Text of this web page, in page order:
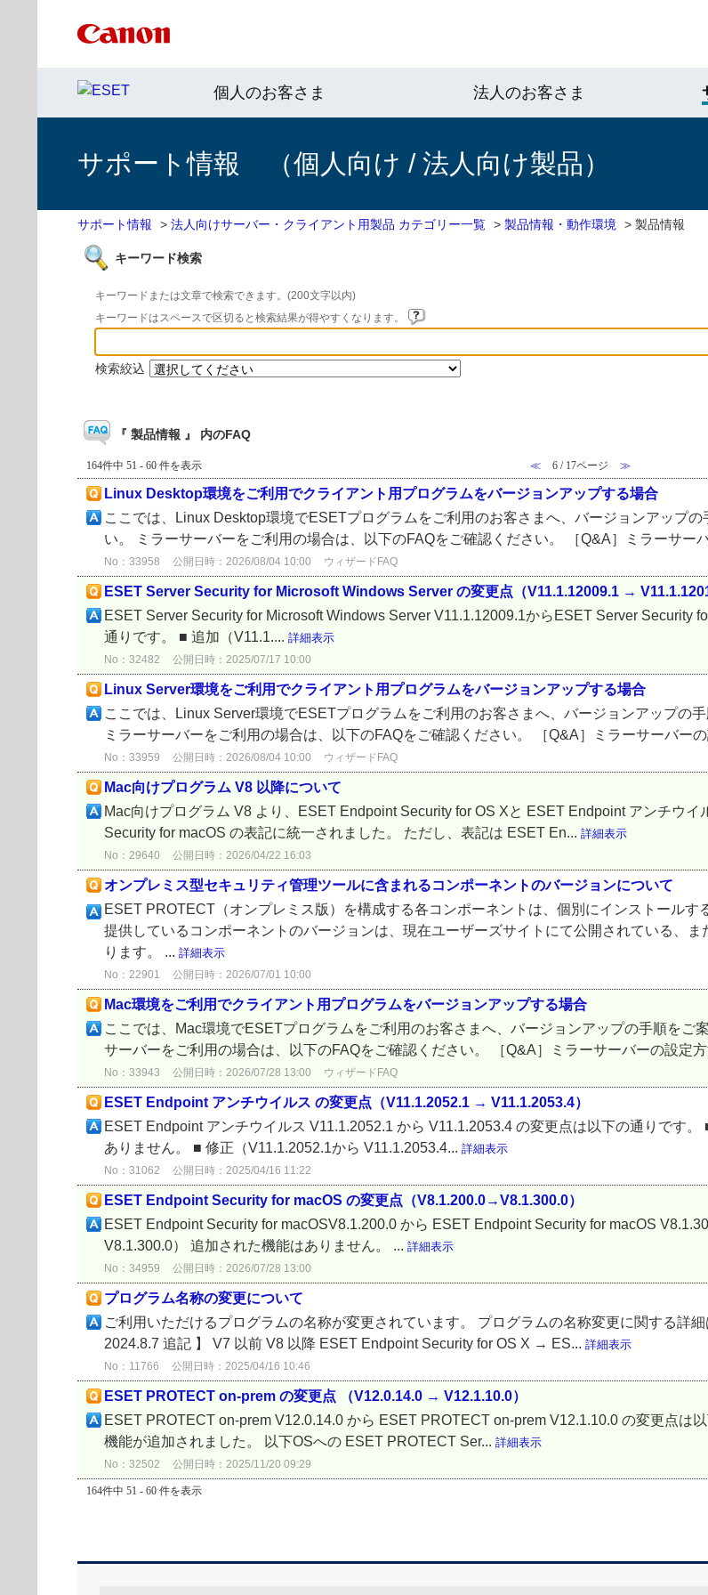
個人のお客さま 法人のお客さま
サポート情報 （個人向け / 法人向け製品）
サポート情報 > 法人向けサーバー・クライアント用製品 カテゴリー一覧 > 製品情報・動作環境 > 製品情報
キーワード検索
キーワードまたは文章で検索できます。(200文字以内)
キーワードはスペースで区切ると検索結果が得やすくなります。
検索絞込
『 製品情報 』 内のFAQ
164件中 51 - 60 件を表示 ≪ 6 / 17ページ ≫
Linux Desktop環境をご利用でクライアント用プログラムをバージョンアップする場合
ここでは、Linux Desktop環境でESETプログラムをご利用のお客さまへ、バージョンアップ
い。 ミラーサーバーをご利用の場合は、以下のFAQをご確認ください。 ［Q&A］ミラーサー
No：33958 公開日時：2026/08/04 10:00 ウィザードFAQ
ESET Server Security for Microsoft Windows Server の変更点（V11.1.12009.1 →
ESET Server Security for Microsoft Windows Server V11.1.12009.1からESET Server Security
通りです。 ■ 追加（V11.1.... 詳細表示
No：32482 公開日時：2025/07/17 10:00
Linux Server環境をご利用でクライアント用プログラムをバージョンアップする場合
ここでは、Linux Server環境でESETプログラムをご利用のお客さまへ、バージョンアップの
ミラーサーバーをご利用の場合は、以下のFAQをご確認ください。 ［Q&A］ミラーサーバー
No：33959 公開日時：2026/08/04 10:00 ウィザードFAQ
Mac向けプログラム V8 以降について
Mac向けプログラム V8 より、ESET Endpoint Security for OS Xと ESET Endpoint アンチウ
Security for macOS の表記に統一されました。 ただし、表記は ESET En... 詳細表示
No：29640 公開日時：2026/04/22 16:03
オンプレミス型セキュリティ管理ツールに含まれるコンポーネントのバージョンについて
ESET PROTECT（オンプレミス版）を構成する各コンポーネントは、個別にインストール
提供しているコンポーネントのバージョンは、現在ユーザーズサイトにて公開されている、
ります。 ... 詳細表示
No：22901 公開日時：2026/07/01 10:00
Mac環境をご利用でクライアント用プログラムをバージョンアップする場合
ここでは、Mac環境でESETプログラムをご利用のお客さまへ、バージョンアップの手順をご
サーバーをご利用の場合は、以下のFAQをご確認ください。 ［Q&A］ミラーサーバーの設定
No：33943 公開日時：2026/07/28 13:00 ウィザードFAQ
ESET Endpoint アンチウイルス の変更点（V11.1.2052.1 → V11.1.2053.4）
ESET Endpoint アンチウイルス V11.1.2052.1 から V11.1.2053.4 の変更点は以下の通りです
ありません。 ■ 修正（V11.1.2052.1から V11.1.2053.4... 詳細表示
No：31062 公開日時：2025/04/16 11:22
ESET Endpoint Security for macOS の変更点（V8.1.200.0→V8.1.300.0）
ESET Endpoint Security for macOSV8.1.200.0 から ESET Endpoint Security for macOS
V8.1.300.0） 追加された機能はありません。 ... 詳細表示
No：34959 公開日時：2026/07/28 13:00
プログラム名称の変更について
ご利用いただけるプログラムの名称が変更されています。 プログラムの名称変更に関する詳
2024.8.7 追記 】 V7 以前 V8 以降 ESET Endpoint Security for OS X → ES... 詳細表示
No：11766 公開日時：2025/04/16 10:46
ESET PROTECT on-prem の変更点 （V12.0.14.0 → V12.1.10.0）
ESET PROTECT on-prem V12.0.14.0 から ESET PROTECT on-prem V12.1.10.0 の変更点は
機能が追加されました。 以下OSへの ESET PROTECT Ser... 詳細表示
No：32502 公開日時：2025/11/20 09:29
164件中 51 - 60 件を表示